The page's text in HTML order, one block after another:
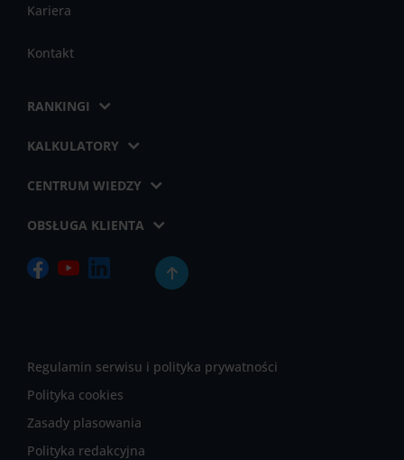
Kariera
Kontakt
RANKINGI
KALKULATORY
CENTRUM WIEDZY
OBSŁUGA KLIENTA
Regulamin serwisu i polityka prywatności
Polityka cookies
Zasady plasowania
Polityka redakcyjna